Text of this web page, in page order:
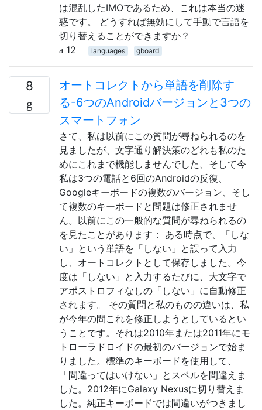
は混乱したIMOであるため、これは本当の迷
惑です。 どうすれば無効にして手動で言語を
切り替えることができますか？
12
languages gboard
8
オートコレクトから単語を削除す
る-6つのAndroidバージョンと3つの
スマートフォン
さて、私は以前にこの質問が尋ねられるのを
見ましたが、文字通り解決策のどれも私のた
めにこれまで機能しませんでした、そして今
私は3つの電話と6回のAndroidの反復、
Googleキーボードの複数のバージョン、そし
て複数のキーボードと問題は修正されませ
ん。以前にこの一般的な質問が尋ねられるの
を見たことがあります： ある時点で、「しな
い」という単語を「しない」と誤って入力
し、オートコレクトとして保存しました。今
度は「しない」と入力するたびに、大文字で
アポストロフィなしの「しない」に自動修正
されます。 その質問と私のものの違いは、私
が今年の間これを修正しようとしているとい
うことです。それは2010年または2011年にモ
トローラドロイドの最初のバージョンで始ま
りました。標準のキーボードを使用して、
「間違ってはいけない」とスペルを間違えま
した。2012年にGalaxy Nexusに切り替えま
した。純正キーボードでは間違いがつきまし